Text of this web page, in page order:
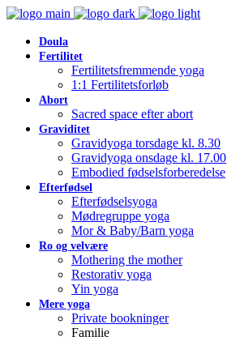
Doula
Fertilitet
Fertilitetsfremmende yoga
1:1 Fertilitetsforløb
Abort
Sacred space efter abort
Graviditet
Gravidyoga torsdage kl. 8.30
Gravidyoga onsdage kl. 17.00
Embodied fødselsforberedelse
Efterfødsel
Efterfødselsyoga
Mødregruppe yoga
Mor & Baby/Barn yoga
Ro og velvære
Mothering the mother
Restorativ yoga
Yin yoga
Mere yoga
Private bookninger
Familie